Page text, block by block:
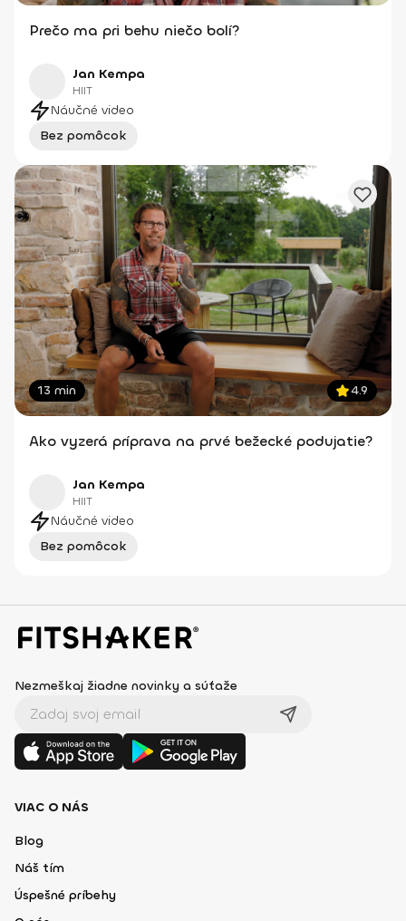
Prečo ma pri behu niečo bolí?
Jan Kempa
HIIT
Náučné video
Bez pomôcok
13 min 4.9
Ako vyzerá príprava na prvé bežecké podujatie?
Jan Kempa
HIIT
Náučné video
Bez pomôcok
Nezmeškaj žiadne novinky a súťaže
VIAC O NÁS
Blog
Náš tím
Úspešné príbehy